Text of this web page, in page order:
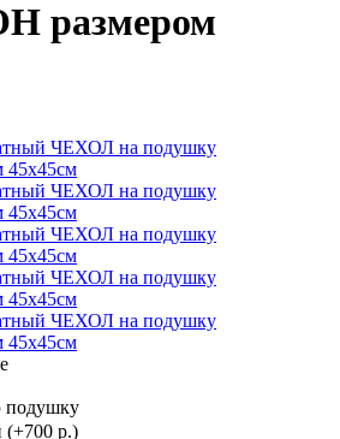
размером
подушку
(+700 р.)